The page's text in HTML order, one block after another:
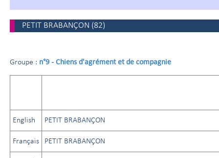
PETIT BRABANÇON (82)
Groupe : n°9 - Chiens d'agrément et de compagnie
English PETIT BRABANÇON
Français PETIT BRABANÇON